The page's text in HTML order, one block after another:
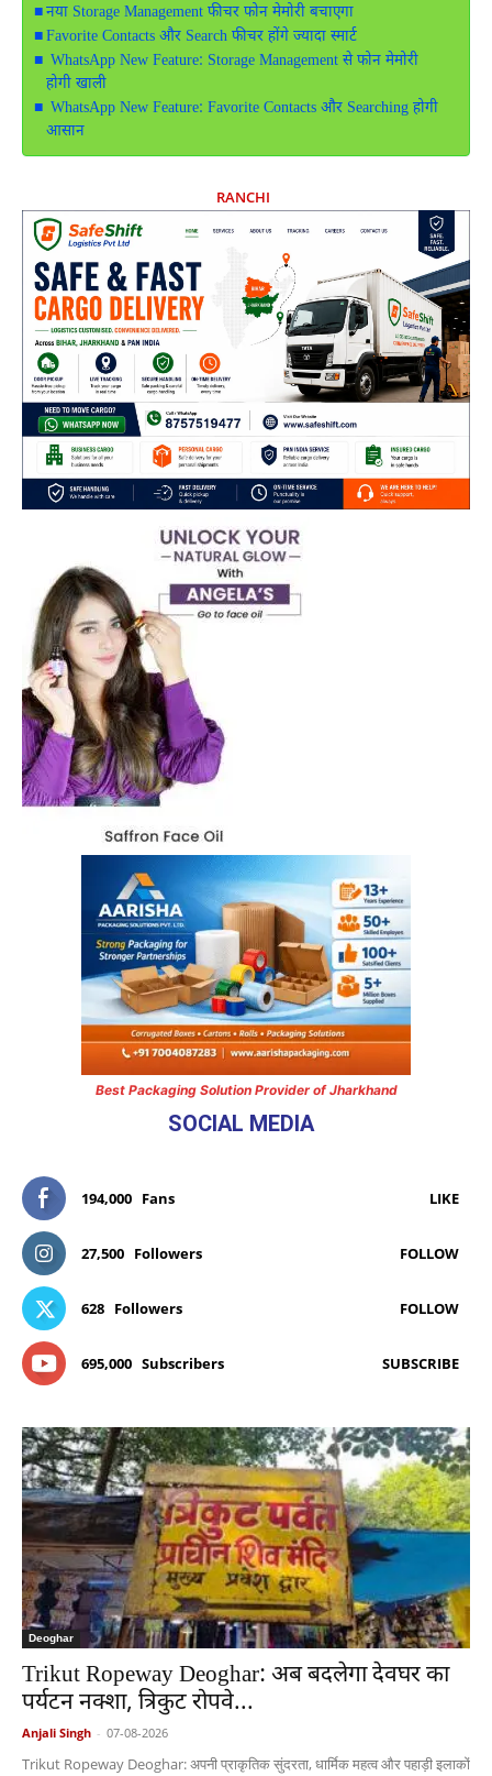
नया Storage Management फीचर फोन मेमोरी बचाएगा
Favorite Contacts और Search फीचर होंगे ज्यादा स्मार्ट
WhatsApp New Feature: Storage Management से फोन मेमोरी
होगी खाली
WhatsApp New Feature: Favorite Contacts और Searching होगी
आसान
RANCHI
Best Packaging Solution Provider of Jharkhand
SOCIAL MEDIA
194,000 Fans LIKE
27,500 Followers FOLLOW
628 Followers FOLLOW
695,000 Subscribers SUBSCRIBE
Deoghar
Trikut Ropeway Deoghar: अब बदलेगा देवघर का
पर्यटन नक्शा, त्रिकुट रोपवे...
Anjali Singh - 07-08-2026
Trikut Ropeway Deoghar: अपनी प्राकृतिक सुंदरता, धार्मिक महत्व और पहाड़ी इलाकों